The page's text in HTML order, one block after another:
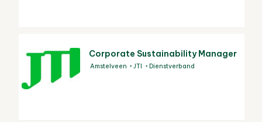
Corporate Sustainability Manager
Amstelveen JTI Dienstverband